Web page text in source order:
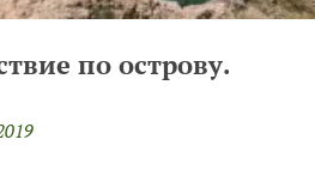
по острову.